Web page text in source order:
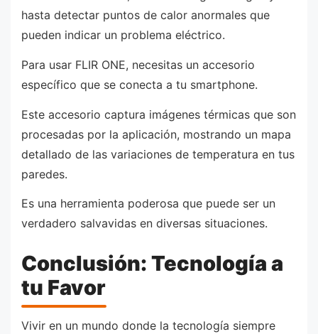
hasta detectar puntos de calor anormales que
pueden indicar un problema eléctrico.
Para usar FLIR ONE, necesitas un accesorio
específico que se conecta a tu smartphone.
Este accesorio captura imágenes térmicas que son
procesadas por la aplicación, mostrando un mapa
detallado de las variaciones de temperatura en tus
paredes.
Es una herramienta poderosa que puede ser un
verdadero salvavidas en diversas situaciones.
Conclusión: Tecnología a
tu Favor
Vivir en un mundo donde la tecnología siempre